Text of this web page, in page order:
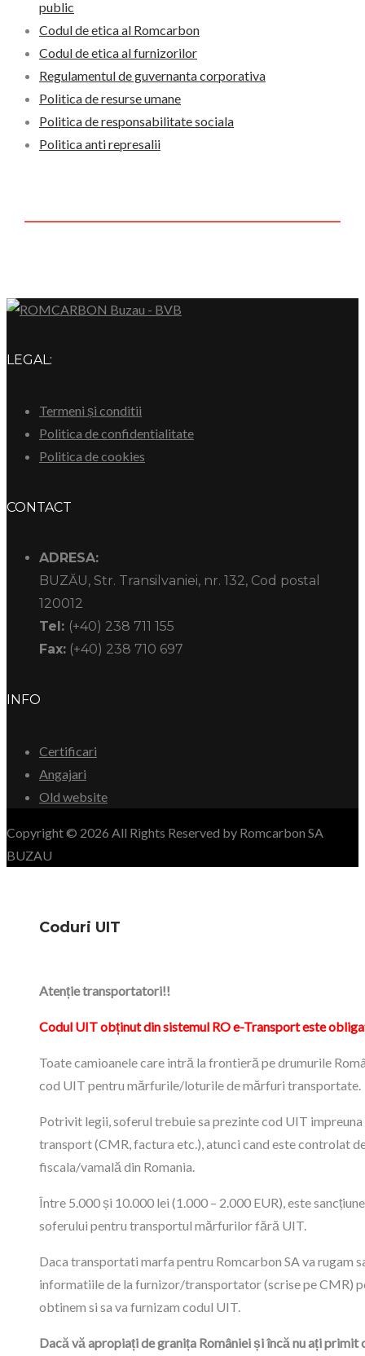
public
Codul de etica al Romcarbon
Codul de etica al furnizorilor
Regulamentul de guvernanta corporativa
Politica de resurse umane
Politica de responsabilitate sociala
Politica anti represalii
LEGAL:
Termeni și conditii
Politica de confidentialitate
Politica de cookies
CONTACT
ADRESA:
BUZĂU, Str. Transilvaniei, nr. 132, Cod postal
120012
Tel: (+40) 238 711 155
Fax: (+40) 238 710 697
INFO
Certificari
Angajari
Old website
Copyright © 2026 All Rights Reserved by Romcarbon SA
BUZAU
Coduri UIT
Atenție transportatori!!
Codul UIT obținut din sistemul RO e-Transport este
Toate camioanele care intră la frontieră pe drumurile
cod UIT pentru mărfurile/loturile de mărfuri transportate.
Potrivit legii, soferul trebuie sa prezinte cod UIT impreuna
transport (CMR, factura etc.), atunci cand este controlat
fiscala/vamală din Romania.
Între 5.000 și 10.000 lei (1.000 – 2.000 EUR), este
soferului pentru transportul mărfurilor fără UIT.
Daca transportati marfa pentru Romcarbon SA va rugam
informatiile de la furnizor/transportator (scrise pe CMR)
obtinem si sa va furnizam codul UIT.
Dacă vă apropiați de granița României și încă nu ați primit